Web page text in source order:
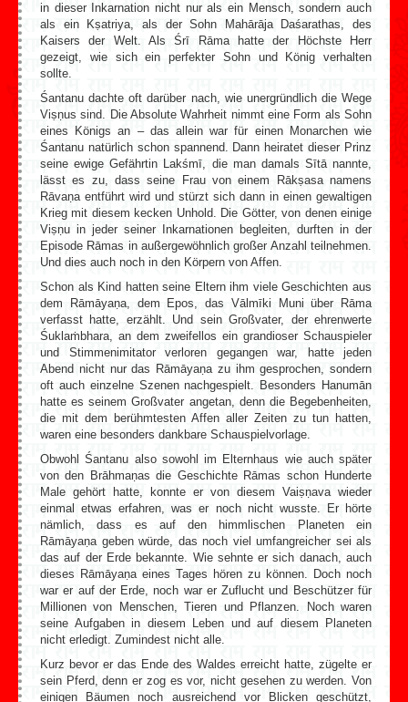
in dieser Inkarnation nicht nur als ein Mensch, sondern auch
als ein Kṣatriya, als der Sohn Mahārāja Daśarathas, des
Kaisers der Welt. Als Śrī Rāma hatte der Höchste Herr
gezeigt, wie sich ein perfekter Sohn und König verhalten
sollte.
Śantanu dachte oft darüber nach, wie unergründlich die Wege
Viṣṇus sind. Die Absolute Wahrheit nimmt eine Form als Sohn
eines Königs an – das allein war für einen Monarchen wie
Śantanu natürlich schon spannend. Dann heiratet dieser Prinz
seine ewige Gefährtin Lakśmī, die man damals Sītā nannte,
lässt es zu, dass seine Frau von einem Rākṣasa namens
Rāvaṇa entführt wird und stürzt sich dann in einen gewaltigen
Krieg mit diesem kecken Unhold. Die Götter, von denen einige
Viṣṇu in jeder seiner Inkarnationen begleiten, durften in der
Episode Rāmas in außergewöhnlich großer Anzahl teilnehmen.
Und dies auch noch in den Körpern von Affen.
Schon als Kind hatten seine Eltern ihm viele Geschichten aus
dem Rāmāyaṇa, dem Epos, das Vālmīki Muni über Rāma
verfasst hatte, erzählt. Und sein Großvater, der ehrenwerte
Śuklaṁbhara, an dem zweifellos ein grandioser Schauspieler
und Stimmenimitator verloren gegangen war, hatte jeden
Abend nicht nur das Rāmāyaṇa zu ihm gesprochen, sondern
oft auch einzelne Szenen nachgespielt. Besonders Hanumān
hatte es seinem Großvater angetan, denn die Begebenheiten,
die mit dem berühmtesten Affen aller Zeiten zu tun hatten,
waren eine besonders dankbare Schauspielvorlage.
Obwohl Śantanu also sowohl im Elternhaus wie auch später
von den Brāhmaṇas die Geschichte Rāmas schon Hunderte
Male gehört hatte, konnte er von diesem Vaiṣṇava wieder
einmal etwas erfahren, was er noch nicht wusste. Er hörte
nämlich, dass es auf den himmlischen Planeten ein
Rāmāyaṇa geben würde, das noch viel umfangreicher sei als
das auf der Erde bekannte. Wie sehnte er sich danach, auch
dieses Rāmāyaṇa eines Tages hören zu können. Doch noch
war er auf der Erde, noch war er Zuflucht und Beschützer für
Millionen von Menschen, Tieren und Pflanzen. Noch waren
seine Aufgaben in diesem Leben und auf diesem Planeten
nicht erledigt. Zumindest nicht alle.
Kurz bevor er das Ende des Waldes erreicht hatte, zügelte er
sein Pferd, denn er zog es vor, nicht gesehen zu werden. Von
einigen Bäumen noch ausreichend vor Blicken geschützt,